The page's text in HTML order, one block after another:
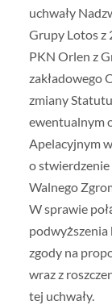
uchwały
Grupy Lotos z
PKN Orlen z
zakładowego
zmiany
ewentualnym
Apelacyjnym
o stwierdzenie
Walnego
W sprawie
podwyższenia
zgody na
wraz z
tej uchwały.